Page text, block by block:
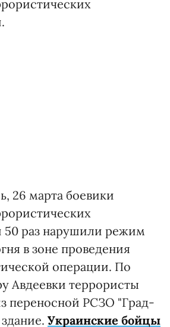
26 марта боевики
раз нарушили режим
в зоне проведения
операции. По
Авдеевки террористы
переносной РСЗО "Град-
Украинские бойцы